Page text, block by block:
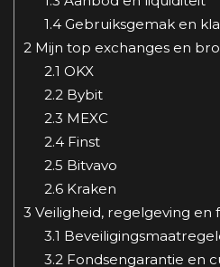
1.4Gebruiksgemak en
2 Mijn top exchanges en
2.1 OKX
2.2Bybit
2.3 MEXC
2.4Finst
2.5 Bitvavo
2.6Kraken
3 Veiligheid, regelgeving en
3.1
3.2Fondsengarantie en